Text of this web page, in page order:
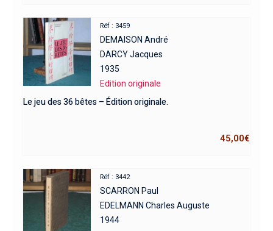
Réf : 3459
DEMAISON André
DARCY Jacques
1935
Edition originale
Le jeu des 36 bêtes – Édition originale.
45,00€
Réf : 3442
SCARRON Paul
EDELMANN Charles Auguste
1944